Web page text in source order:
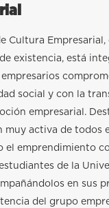
Cultura Empresarial,
existencia, está
social y con la
empresarial.
muy activa de todos
el emprendimiento
de la
en sus
del grupo